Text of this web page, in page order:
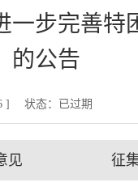
一步完善特
的公告
] 状态： 已过期
见 征